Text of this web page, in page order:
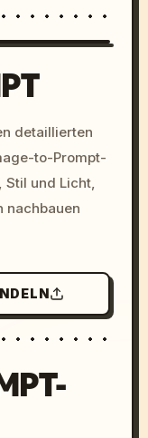
sunset, neon
8k --v 6.0
detaillierten
to-Prompt-
Stil und Licht,
nachbauen